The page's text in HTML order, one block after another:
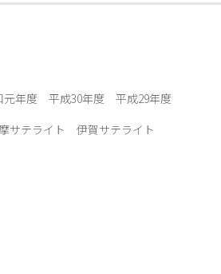
元年度 平成30年度
平成29年度
サテライト 伊賀サテライト